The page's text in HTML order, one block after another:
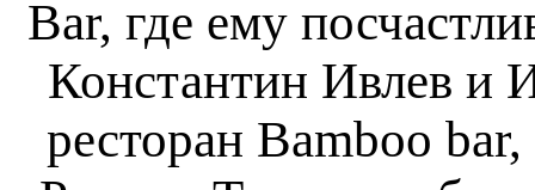
Bar, где ему
Константин Ивлев и
ресторан Bamboo